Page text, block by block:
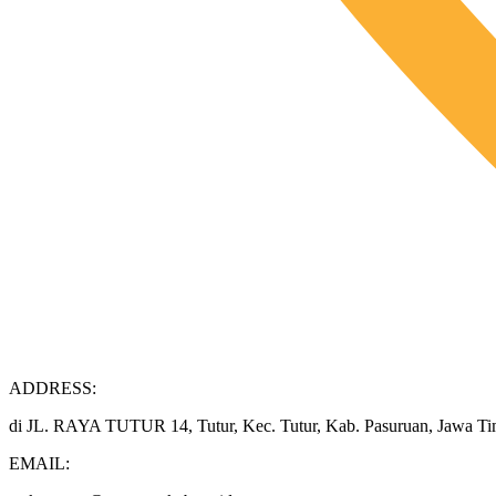
ADDRESS:
di JL. RAYA TUTUR 14, Tutur, Kec. Tutur, Kab. Pasuruan, Jawa
EMAIL: